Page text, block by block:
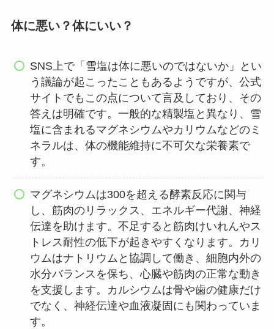
体に悪い？体にいい？
SNS上で「雪塩は体に悪いのではないか」とい
う議論が起こったこともあるようですが、公式
サイトでもこの点について言及しており、その
答えは明確です。一般的な精製塩と異なり、雪
塩に含まれるマグネシウムやカリウムなどのミ
ネラルは、体の機能維持に不可欠な栄養素で
す。​
マグネシウムは300を超える酵素反応に関与
し、筋肉のリラックス、エネルギー代謝、神経
伝達を助けます。不足すると筋肉けいれんやス
トレス耐性の低下が起きやすくなります。カリ
ウムはナトリウムと協調して働き、細胞内外の
水分バランスを保ち、心臓や筋肉の正常な動き
を支援します。カルシウムは骨や歯の健康だけ
でなく、神経伝達や血液凝固にも関わっていま
す。